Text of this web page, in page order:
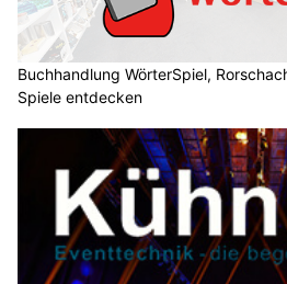
Buchhandlung WörterSpiel,
Spiele entdecken